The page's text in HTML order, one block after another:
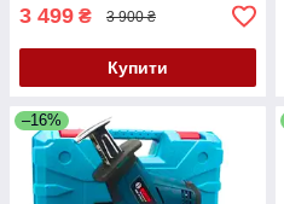
3 499 ₴ 3 900 ₴
Купити
–16%